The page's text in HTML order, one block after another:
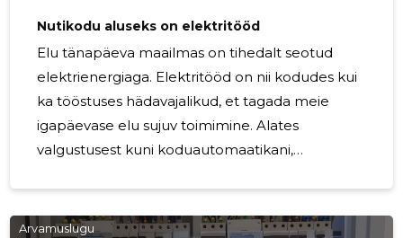
Nutikodu aluseks on elektritööd
Elu tänapäeva maailmas on tihedalt seotud
elektrienergiaga. Elektritööd on nii kodudes kui
ka tööstuses hädavajalikud, et tagada meie
igapäevase elu sujuv toimimine. Alates
valgustusest kuni koduautomaatikani,
turvalisemaks. Elektritööde professionaalne
Arvamuslugu